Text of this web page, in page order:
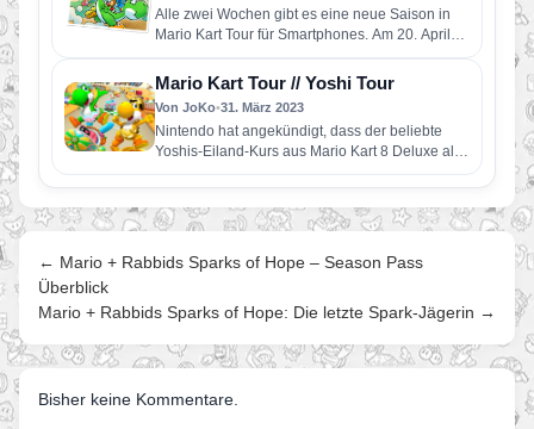
Alle zwei Wochen gibt es eine neue Saison in
Mario Kart Tour für Smartphones. Am 20. April
startet…
Mario Kart Tour // Yoshi Tour
Von JoKo•31. März 2023
Nintendo hat angekündigt, dass der beliebte
Yoshis-Eiland-Kurs aus Mario Kart 8 Deluxe als
Teil von Mario Kart Tour…
← Mario + Rabbids Sparks of Hope – Season Pass
Überblick
Mario + Rabbids Sparks of Hope: Die letzte Spark-Jägerin →
Bisher keine Kommentare.